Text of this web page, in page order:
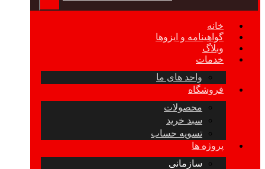
خانه
گواهینامه و ایزوها
وبلاگ
خدمات
واحد های ما
فروشگاه
محصولات
سبد خرید
تسویه حساب
پروژه ها
سازمانی